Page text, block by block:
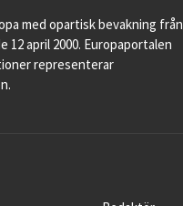
med opartisk bevakning från
april 2000. Europaportalen
representerar